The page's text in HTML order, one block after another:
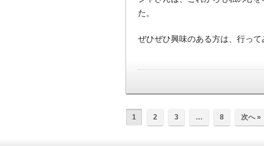
た。
ぜひぜひ興味のある方は、行っ
1 2 3 … 8 次へ »